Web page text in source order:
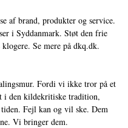
af brand, produkter og service.
i Syddanmark. Støt den frie
Se mere på dkq.dk.
Fordi vi ikke tror på et
i den kildekritiske tradition,
Fejl kan og vil ske. Dem
Vi bringer dem.